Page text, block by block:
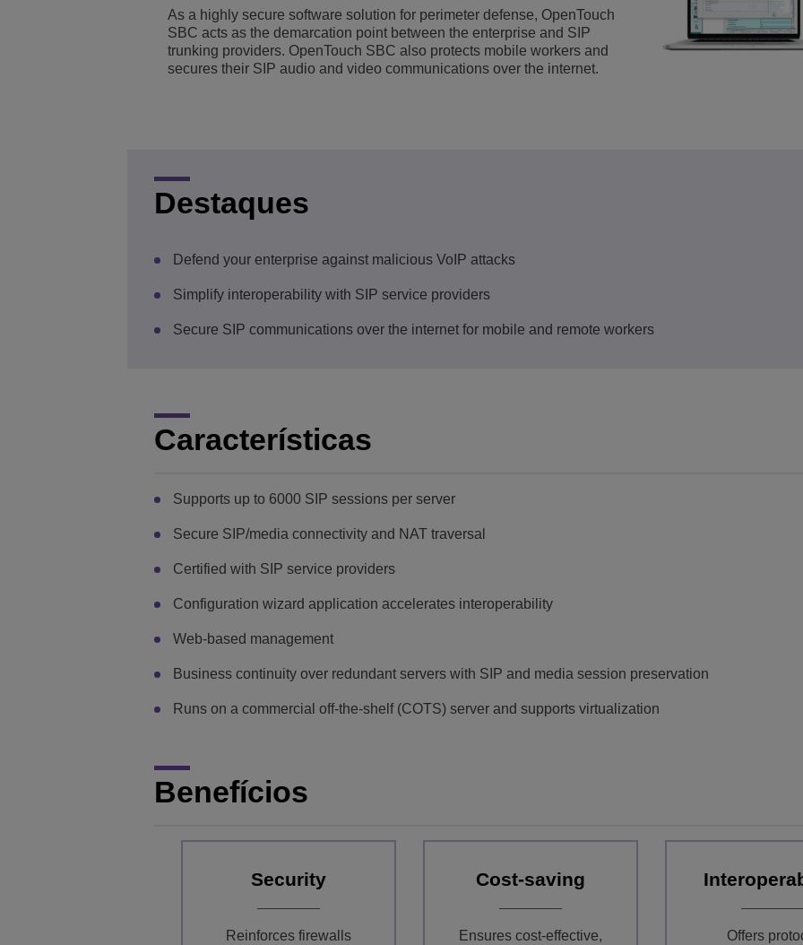
Transportation Solutions
Pequenas e Médias Empresas (PMEs)
Aplicativos de Atendimento ao Cliente
Tudo como Serviço (XaaS)
Ver mais
Segurança e Gerenciamento de Redes
Localização dos escritórios da ALE
As a highly secure software solution for perimeter defense, OpenTouch
SBC acts as the demarcation point between the enterprise and SIP
trunking providers. OpenTouch SBC also protects mobile workers and
secures their SIP audio and video communications over the internet.
Destaques
Defend your enterprise against malicious VoIP attacks
Simplify interoperability with SIP service providers
Secure SIP communications over the internet for mobile and remote workers
Características
Supports up to 6000 SIP sessions per server
Secure SIP/media connectivity and NAT traversal
Certified with SIP service providers
Configuration wizard application accelerates interoperability
Web-based management
Business continuity over redundant servers with SIP and media session preservation
Runs on a commercial off-the-shelf (COTS) server and supports virtualization
Benefícios
Security
Reinforces firewalls
Cost-saving
Ensures cost-effective,
Offers